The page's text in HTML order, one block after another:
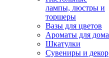
лампы, люстры и
торшеры
Вазы для цветов
Ароматы для дома
Шкатулки
Сувениры и декор